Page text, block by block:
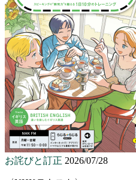
お詫びと訂正 2026/07/28